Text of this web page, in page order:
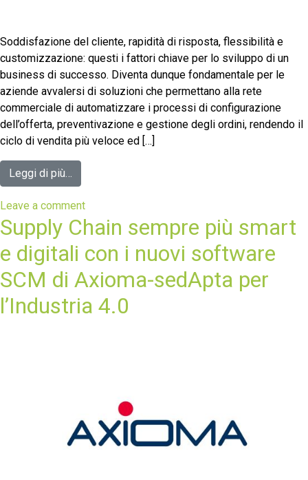
Soddisfazione del cliente, rapidità di risposta, flessibilità e
customizzazione: questi i fattori chiave per lo sviluppo di un
business di successo. Diventa dunque fondamentale per le
aziende avvalersi di soluzioni che permettano alla rete
commerciale di automatizzare i processi di configurazione
dell’offerta, preventivazione e gestione degli ordini, rendendo il
ciclo di vendita più veloce ed […]
Leggi di più…
Leave a comment
Supply Chain sempre più smart
e digitali con i nuovi software
SCM di Axioma-sedApta per
l’Industria 4.0